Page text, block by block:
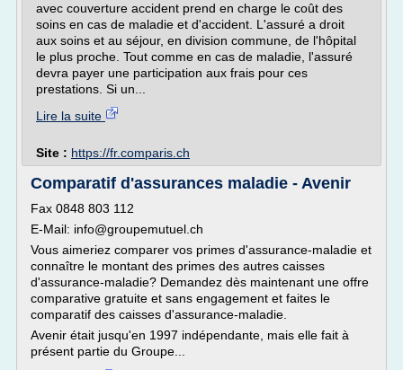
avec couverture accident prend en charge le coût des
soins en cas de maladie et d'accident. L'assuré a droit
aux soins et au séjour, en division commune, de l'hôpital
le plus proche. Tout comme en cas de maladie, l'assuré
devra payer une participation aux frais pour ces
prestations. Si un...
Lire la suite
Site : https://fr.comparis.ch
Comparatif d'assurances maladie - Avenir
Fax 0848 803 112
E-Mail: info@groupemutuel.ch
Vous aimeriez comparer vos primes d'assurance-maladie et
connaître le montant des primes des autres caisses
d'assurance-maladie? Demandez dès maintenant une offre
comparative gratuite et sans engagement et faites le
comparatif des caisses d'assurance-maladie.
Avenir était jusqu'en 1997 indépendante, mais elle fait à
présent partie du Groupe...